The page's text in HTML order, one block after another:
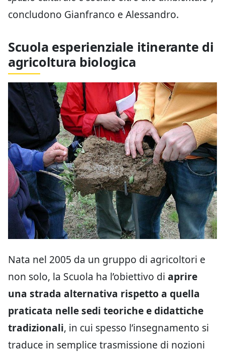
concludono Gianfranco e Alessandro.
Scuola esperienziale itinerante di
agricoltura biologica
Nata nel 2005 da un gruppo di agricoltori e
non solo, la Scuola ha l’obiettivo di aprire
una strada alternativa rispetto a quella
praticata nelle sedi teoriche e didattiche
tradizionali, in cui spesso l’insegnamento si
traduce in semplice trasmissione di nozioni